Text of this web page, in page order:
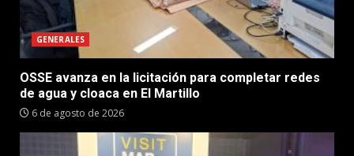
GENERALES
OSSE avanza en la licitación para completar redes
de agua y cloaca en El Martillo
6 de agosto de 2026